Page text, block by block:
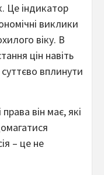
Це індикатор
виклики
віку. В
цін навіть
вплинути
він має, які
– це не